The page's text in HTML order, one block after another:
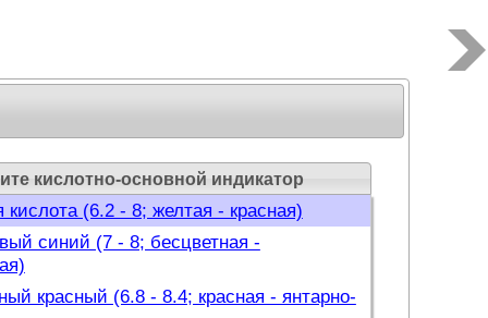
кислотно-основной индикатор
(5 - 7; беcцветная - желтая)
синий (6 - 7.6; желтая - синяя)
кислота (6.2 - 8; желтая - красная)
синий (7 - 8; бесцветная -
красный (6.8 - 8.4; красная - янтарно-